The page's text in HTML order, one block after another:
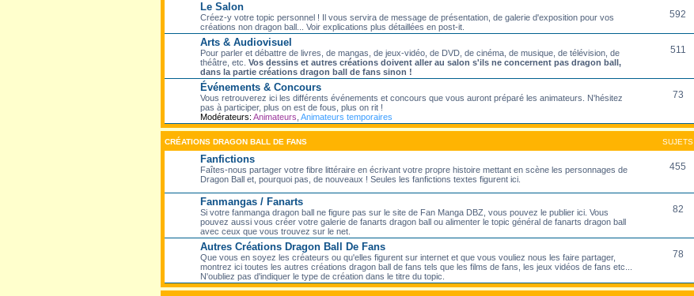
Le Salon
Créez-y votre topic personnel ! Il vous servira de message de présentation, de galerie d'exposition pour vos
créations non dragon ball... Voir explications plus détaillées en post-it.
592
Arts & Audiovisuel
Pour parler et débattre de livres, de mangas, de jeux-vidéo, de DVD, de cinéma, de musique, de télévision, de
théâtre, etc. Vos dessins et autres créations doivent aller au salon s'ils ne concernent pas dragon ball,
dans la partie créations dragon ball de fans sinon !
511
Événements & Concours
Vous retrouverez ici les différents événements et concours que vous auront préparé les animateurs. N'hésitez
pas à participer, plus on est de fous, plus on rit !
Modérateurs: Animateurs Animateurs temporaires
73
CRÉATIONS DRAGON BALL DE FANS SUJETS
Fanfictions
Faîtes-nous partager votre fibre littéraire en écrivant votre propre histoire mettant en scène les personnages de
Dragon Ball et, pourquoi pas, de nouveaux ! Seules les fanfictions textes figurent ici.
455
Fanmangas / Fanarts
Si votre fanmanga dragon ball ne figure pas sur le site de Fan Manga DBZ, vous pouvez le publier ici. Vous
pouvez aussi vous créer votre galerie de fanarts dragon ball ou alimenter le topic général de fanarts dragon ball
avec ceux que vous trouvez sur le net.
82
Autres Créations Dragon Ball De Fans
Que vous en soyez les créateurs ou qu'elles figurent sur internet et que vous vouliez nous les faire partager,
montrez ici toutes les autres créations dragon ball de fans tels que les films de fans, les jeux vidéos de fans etc...
N'oubliez pas d'indiquer le type de création dans le titre du topic.
78